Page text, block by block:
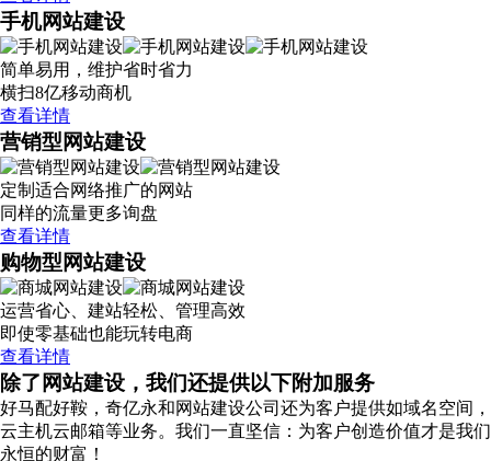
手机网站建设
简单易用，维护省时省力
横扫8亿移动商机
查看详情
营销型网站建设
定制适合网络推广的网站
同样的流量更多询盘
查看详情
购物型网站建设
运营省心、建站轻松、管理高效
即使零基础也能玩转电商
查看详情
除了网站建设，我们还提供以下附加服务
好马配好鞍，奇亿永和网站建设公司还为客户提供如域名空间，
云主机云邮箱等业务。我们一直坚信：为客户创造价值才是我们
永恒的财富！